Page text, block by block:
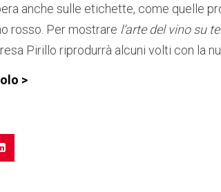
anche sulle etichette, come quelle
rosso. Per mostrare l’arte del vino su
Pirillo riprodurrà alcuni volti con la
>